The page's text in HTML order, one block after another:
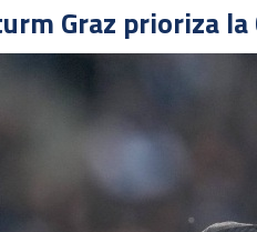
Graz prioriza